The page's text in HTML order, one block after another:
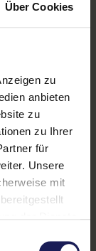
Über Cookies
zu
anbieten
zu
zu Ihrer
für
Unsere
mit
ich die
mein
Ausschluss